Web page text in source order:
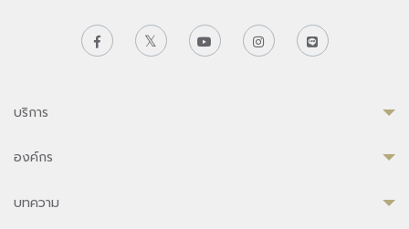
บริการ
องค์กร
บทความ